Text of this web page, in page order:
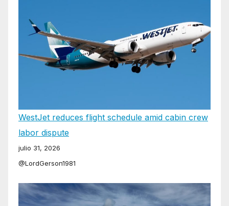
WestJet reduces flight schedule amid cabin crew
labor dispute
julio 31, 2026
@LordGerson1981